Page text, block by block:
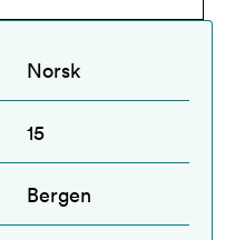
Norsk
15
Bergen